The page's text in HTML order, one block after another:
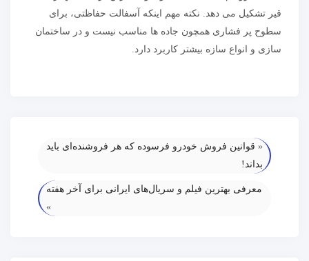
قیر تشکیل می‌ دهد. نکته مهم اینکه آسفالت حفاظتی، برای
سطوح پر فشاری همچون جاده‌ ها مناسب نیست و در ساختمان
سازی و انواع سازه بیشتر کاربرد دارد.
« قوانین فروش خودرو فرسوده که هر فروشنده‌ای باید
بداند!
معرفی بهترین فیلم و سریال‌های ایرانی برای آخر هفته
»